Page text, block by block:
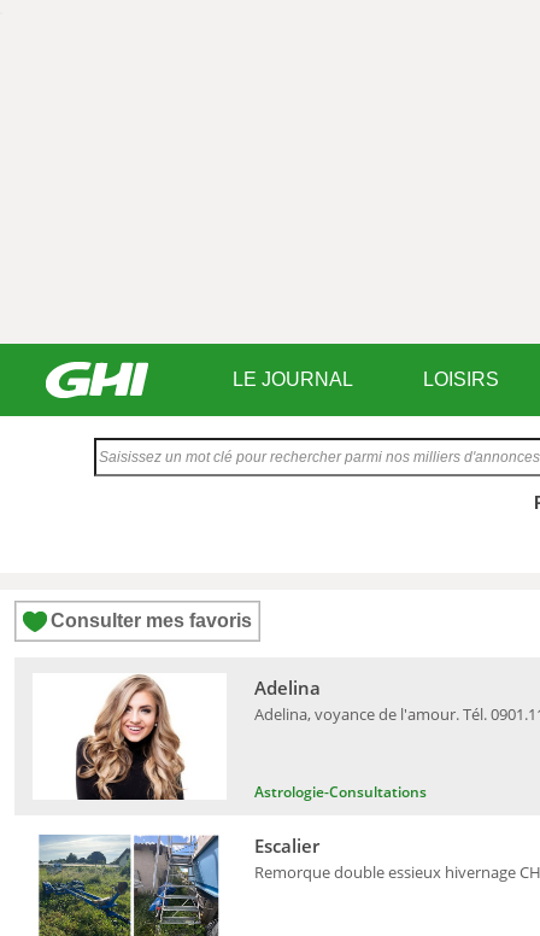
LE JOURNAL LOISIRS
Consulter mes favoris
Astrologie-Consultations
Adelina, voyance de l'amour. Tél.
Adelina
Remorque double essieux hivernage
Escalier